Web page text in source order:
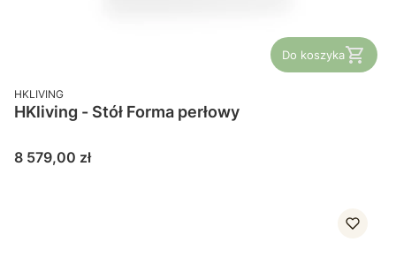
Do koszyka
PRODUCENT
HKLIVING
HKliving - Stół Forma perłowy
Cena
8 579,00 zł